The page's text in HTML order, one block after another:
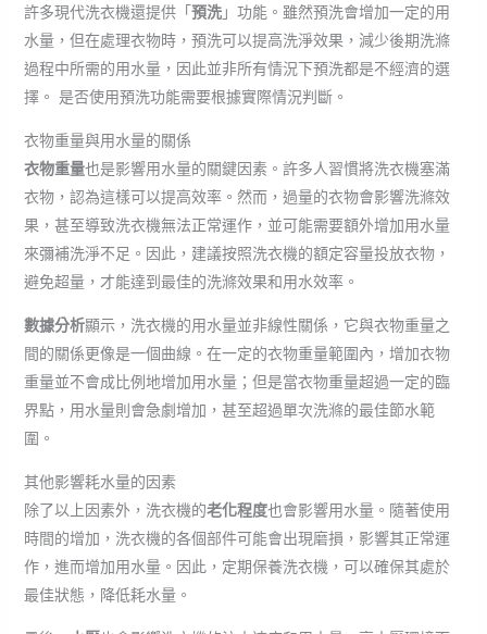
許多現代洗衣機還提供「預洗」功能。雖然預洗會增加一定的用
水量，但在處理衣物時，預洗可以提高洗淨效果，減少後期洗滌
過程中所需的用水量，因此並非所有情況下預洗都是不經濟的選
擇。 是否使用預洗功能需要根據實際情況判斷。
衣物重量與用水量的關係
衣物重量也是影響用水量的關鍵因素。許多人習慣將洗衣機塞滿
衣物，認為這樣可以提高效率。然而，過量的衣物會影響洗滌效
果，甚至導致洗衣機無法正常運作，並可能需要額外增加用水量
來彌補洗淨不足。因此，建議按照洗衣機的額定容量投放衣物，
避免超量，才能達到最佳的洗滌效果和用水效率。
數據分析顯示，洗衣機的用水量並非線性關係，它與衣物重量之
間的關係更像是一個曲線。在一定的衣物重量範圍內，增加衣物
重量並不會成比例地增加用水量；但是當衣物重量超過一定的臨
界點，用水量則會急劇增加，甚至超過單次洗滌的最佳節水範
圍。
其他影響耗水量的因素
除了以上因素外，洗衣機的老化程度也會影響用水量。隨著使用
時間的增加，洗衣機的各個部件可能會出現磨損，影響其正常運
作，進而增加用水量。因此，定期保養洗衣機，可以確保其處於
最佳狀態，降低耗水量。